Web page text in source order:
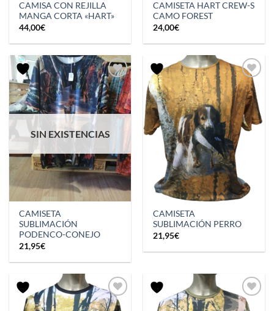
CAMISA CON REJILLA
MANGA CORTA «HART»
44,00€
CAMISETA HART CREW-S
CAMO FOREST
24,00€
SIN EXISTENCIAS
CAMISETA
SUBLIMACIÓN
PODENCO-CONEJO
21,95€
CAMISETA
SUBLIMACIÓN PERRO
21,95€